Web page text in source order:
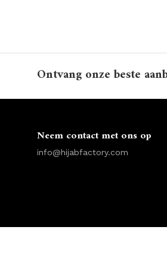
Ontvang onze beste
Neem contact met ons op
info@hijabfactory.com